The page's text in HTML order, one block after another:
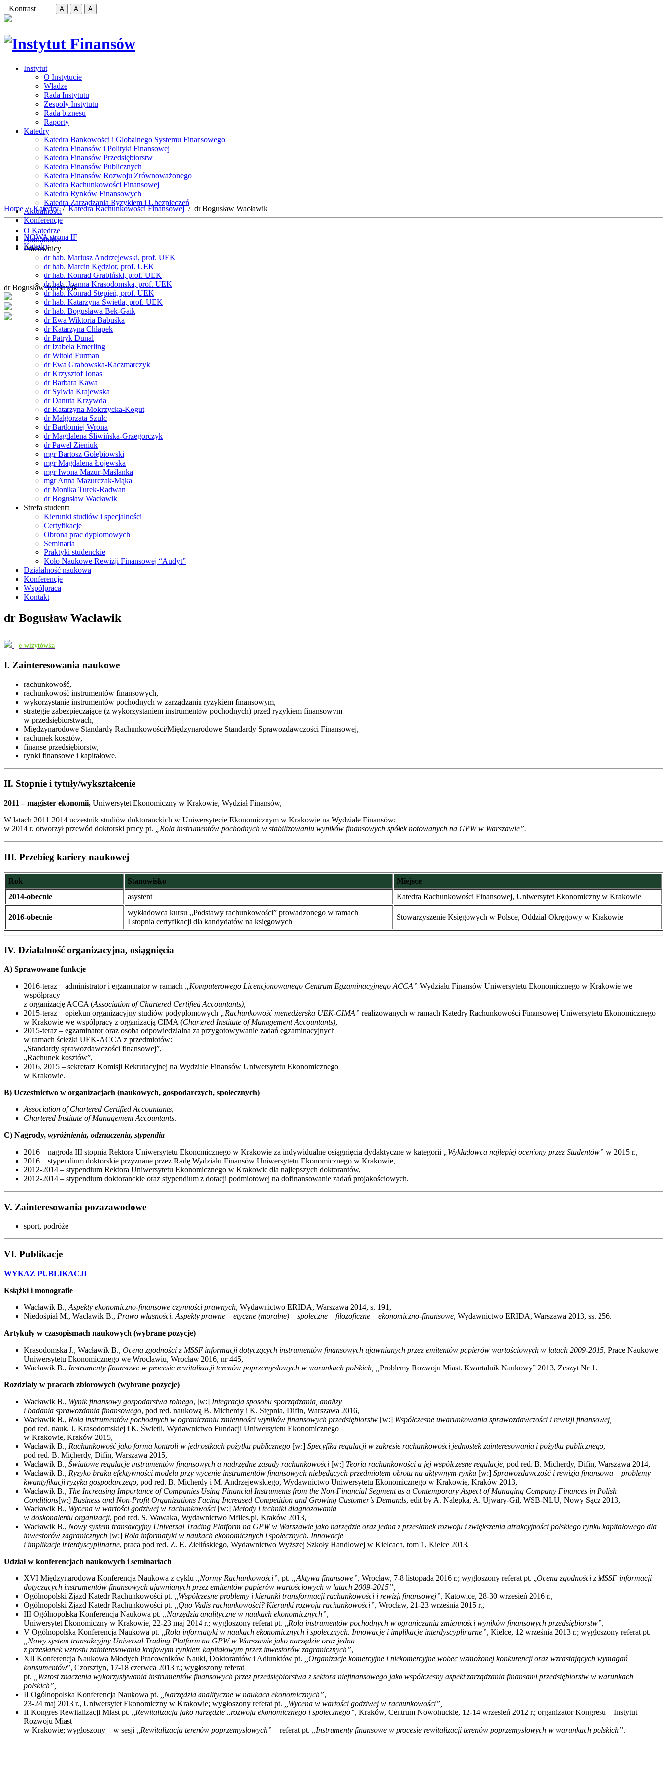
Kontrast A A A
Instytut
O Instytucie
Władze
Rada Instytutu
Zespoły Instytutu
Rada biznesu
Raporty
Katedry
Katedra Bankowości i Globalnego Systemu Finansowego
Katedra Finansów i Polityki Finansowej
Katedra Finansów Przedsiębiorstw
Katedra Finansów Publicznych
Katedra Finansów Rozwoju Zrównoważonego
Katedra Rachunkowości Finansowej
Katedra Rynków Finansowych
Katedra Zarządzania Ryzykiem i Ubezpieczeń
Aktualności
Konferencje
NOWA strona IF
Katedry
dr Bogusław Wacławik
Home Katedry Katedra Rachunkowości Finansowej dr Bogusław Wacławik
O Katedrze
Aktualności
Pracownicy
dr hab. Mariusz Andrzejewski, prof. UEK
dr hab. Marcin Kędzior, prof. UEK
dr hab. Konrad Grabiński, prof. UEK
dr hab. Joanna Krasodomska, prof. UEK
dr hab. Konrad Stępień, prof. UEK
dr hab. Katarzyna Świetla, prof. UEK
dr hab. Bogusława Bek-Gaik
dr Ewa Wiktoria Babuśka
dr Katarzyna Chłapek
dr Patryk Dunal
dr Izabela Emerling
dr Witold Furman
dr Ewa Grabowska-Kaczmarczyk
dr Krzysztof Jonas
dr Barbara Kawa
dr Sylwia Krajewska
dr Danuta Krzywda
dr Katarzyna Mokrzycka-Kogut
dr Małgorzata Szulc
dr Bartłomiej Wrona
dr Magdalena Śliwińska-Grzegorczyk
dr Paweł Zieniuk
mgr Bartosz Gołębiowski
mgr Magdalena Łojewska
mgr Iwona Mazur-Maślanka
mgr Anna Mazurczak-Mąka
dr Monika Turek-Radwan
dr Bogusław Wacławik
Strefa studenta
Kierunki studiów i specjalności
Certyfikacje
Obrona prac dyplomowych
Seminaria
Praktyki studenckie
Koło Naukowe Rewizji Finansowej “Audyt”
Działalność naukowa
Konferencje
Współpraca
Kontakt
dr Bogusław Wacławik
e-wizytówka
I. Zainteresowania naukowe
rachunkowość,
rachunkowość instrumentów finansowych,
wykorzystanie instrumentów pochodnych w zarządzaniu ryzykiem finansowym,
strategie zabezpieczające (z wykorzystaniem instrumentów pochodnych) przed ryzykiem finansowym
w przedsiębiorstwach,
Międzynarodowe Standardy Rachunkowości/Międzynarodowe Standardy Sprawozdawczości Finansowej,
rachunek kosztów,
finanse przedsiębiorstw,
rynki finansowe i kapitałowe.
II. Stopnie i tytuły/wykształcenie
2011 – magister ekonomii, Uniwersytet Ekonomiczny w Krakowie, Wydział Finansów,
W latach 2011-2014 uczestnik studiów doktoranckich w Uniwersytecie Ekonomicznym w Krakowie na Wydziale Finansów;
w 2014 r. otworzył przewód doktorski pracy pt.
„Rola instrumentów pochodnych w stabilizowaniu wyników finansowych spółek notowanych na GPW w Warszawie”.
III. Przebieg kariery naukowej
Rok Stanowisko
Miejsce
2014-obecnie
asystent Katedra Rachunkowości Finansowej, Uniwersytet Ekonomiczny w Krakowie
2016-obecnie
wykładowca kursu ,,Podstawy rachunkowości” prowadzonego w ramach
I stopnia certyfikacji dla kandydatów na księgowych
Stowarzyszenie Księgowych w Polsce, Oddział Okręgowy w Krakowie
IV. Działalność organizacyjna, osiągnięcia
A) Sprawowane funkcje
2016-teraz – administrator i egzaminator w ramach
„Komputerowego Licencjonowanego Centrum Egzaminacyjnego ACCA” Wydziału Finansów Uniwersytetu Ekonomicznego w Krakowie we
współpracy
z organizację ACCA (Association of Chartered Certified Accountants),
2015-teraz – opiekun organizacyjny studiów podyplomowych
„Rachunkowość menedżerska UEK-CIMA” realizowanych w ramach Katedry Rachunkowości Finansowej Uniwersytetu Ekonomicznego
w Krakowie we współpracy z organizacją CIMA (Chartered Institute of Management Accountants),
2015-teraz – egzaminator oraz osoba odpowiedzialna za przygotowywanie zadań egzaminacyjnych
w ramach ścieżki UEK-ACCA z przedmiotów:
„Standardy sprawozdawczości finansowej”,
„Rachunek kosztów”,
2016, 2015 – sekretarz Komisji Rekrutacyjnej na Wydziale Finansów Uniwersytetu Ekonomicznego
w Krakowie.
B) Uczestnictwo w organizacjach (naukowych, gospodarczych, społecznych)
Association of Chartered Certified Accountants,
Chartered Institute of Management Accountants.
C) Nagrody, wyróżnienia, odznaczenia, stypendia
2016 – nagroda III stopnia Rektora Uniwersytetu Ekonomicznego w Krakowie za indywidualne osiągnięcia dydaktyczne w kategorii
„Wykładowca najlepiej oceniony przez Studentów” w 2015 r.,
2016 – stypendium doktorskie przyznane przez Radę Wydziału Finansów Uniwersytetu Ekonomicznego w Krakowie,
2012-2014 – stypendium Rektora Uniwersytetu Ekonomicznego w Krakowie dla najlepszych doktorantów,
2012-2014 – stypendium doktoranckie oraz stypendium z dotacji podmiotowej na dofinansowanie zadań projakościowych.
V. Zainteresowania pozazawodowe
sport, podróże
VI. Publikacje
WYKAZ PUBLIKACJI
Książki i monografie
Wacławik B., Aspekty ekonomiczno-finansowe czynności prawnych, Wydawnictwo ERIDA, Warszawa 2014, s. 191,
Niedośpiał M., Wacławik B., Prawo własności. Aspekty prawne – etyczne (moralne) – społeczne – filozoficzne – ekonomiczno-finansowe, Wydawnictwo ERIDA, Warszawa 2013, ss. 256.
Artykuły w czasopismach naukowych (wybrane pozycje)
Krasodomska J., Wacławik B., Ocena zgodności z MSSF informacji dotyczących instrumentów finansowych ujawnianych przez emitentów papierów wartościowych w latach 2009-2015, Prace Naukowe
Uniwersytetu Ekonomicznego we Wrocławiu, Wrocław 2016, nr 445,
Wacławik B., Instrumenty finansowe w procesie rewitalizacji terenów poprzemysłowych w warunkach polskich, ,, Problemy Rozwoju Miast. Kwartalnik Naukowy” 2013, Zeszyt Nr 1.
Rozdziały w pracach zbiorowych (wybrane pozycje)
Wacławik B., Wynik finansowy gospodarstwa rolnego, [w:] Integracja sposobu sporządzania, analizy
i badania sprawozdania finansowego, pod red. naukową B. Micherdy i K. Stępnia, Difin, Warszawa 2016,
Wacławik B., Rola instrumentów pochodnych w ograniczaniu zmienności wyników finansowych przedsiębiorstw [w:] Współczesne uwarunkowania sprawozdawczości i rewizji finansowej,
pod red. nauk. J. Krasodomskiej i K. Świetli, Wydawnictwo Fundacji Uniwersytetu Ekonomicznego
w Krakowie, Kraków 2015,
Wacławik B., Rachunkowość jako forma kontroli w jednostkach pożytku publicznego [w:] Specyfika regulacji w zakresie rachunkowości jednostek zainteresowania i pożytku publicznego,
pod red. B. Micherdy, Difin, Warszawa 2015,
Wacławik B., Światowe regulacje instrumentów finansowych a nadrzędne zasady rachunkowości [w:] Teoria rachunkowości a jej współczesne regulacje, pod red. B. Micherdy, Difin, Warszawa 2014,
Wacławik B., Ryzyko braku efektywności modelu przy wycenie instrumentów finansowych niebędących przedmiotem obrotu na aktywnym rynku [w:] Sprawozdawczość i rewizja finansowa – problemy
kwantyfikacji ryzyka gospodarczego, pod red. B. Micherdy i M. Andrzejewskiego, Wydawnictwo Uniwersytetu Ekonomicznego w Krakowie, Kraków 2013,
Wacławik B., The Increasing Importance of Companies Using Financial Instruments from the Non-Financial Segment as a Contemporary Aspect of Managing Company Finances in Polish
Conditions[w:] Business and Non-Profit Organizations Facing Increased Competition and Growing Customer’s Demands, edit by A. Nalepka, A. Ujwary-Gil, WSB-NLU, Nowy Sącz 2013,
Wacławik B., Wycena w wartości godziwej w rachunkowości [w:] Metody i techniki diagnozowania
w doskonaleniu organizacji, pod red. S. Wawaka, Wydawnictwo Mfiles.pl, Kraków 2013,
Wacławik B., Nowy system transakcyjny Universal Trading Platform na GPW w Warszawie jako narzędzie oraz jedna z przesłanek rozwoju i zwiększenia atrakcyjności polskiego rynku kapitałowego dla
inwestorów zagranicznych [w:] Rola informatyki w naukach ekonomicznych i społecznych. Innowacje
i implikacje interdyscyplinarne, praca pod red. Z. E. Zielińskiego, Wydawnictwo Wyższej Szkoły Handlowej w Kielcach, tom 1, Kielce 2013.
Udział w konferencjach naukowych i seminariach
XVI Międzynarodowa Konferencja Naukowa z cyklu
„Normy Rachunkowości”, pt. „Aktywa finansowe”, Wrocław, 7-8 listopada 2016 r.; wygłoszony referat pt. „Ocena zgodności z MSSF informacji
dotyczących instrumentów finansowych ujawnianych przez emitentów papierów wartościowych w latach 2009-2015”,
Ogólnopolski Zjazd Katedr Rachunkowości pt.
,,Współczesne problemy i kierunki transformacji rachunkowości i rewizji finansowej”, Katowice, 28-30 wrzesień 2016 r.,
Ogólnopolski Zjazd Katedr Rachunkowości pt.
,,Quo Vadis rachunkowości? Kierunki rozwoju rachunkowości”, Wrocław, 21-23 września 2015 r.,
III Ogólnopolska Konferencja Naukowa pt.
,,Narzędzia analityczne w naukach ekonomicznych”,
Uniwersytet Ekonomiczny w Krakowie, 22-23 maj 2014 r.; wygłoszony referat pt.
,,Rola instrumentów pochodnych w ograniczaniu zmienności wyników finansowych przedsiębiorstw”,
V Ogólnopolska Konferencja Naukowa pt.
,,Rola informatyki w naukach ekonomicznych i społecznych. Innowacje i implikacje interdyscyplinarne”, Kielce, 12 września 2013 r.; wygłoszony referat pt.
,,Nowy system transakcyjny Universal Trading Platform na GPW w Warszawie jako narzędzie oraz jedna
z przesłanek wzrostu zainteresowania krajowym rynkiem kapitałowym przez inwestorów zagranicznych”,
XII Konferencja Naukowa Młodych Pracowników Nauki, Doktorantów i Adiunktów pt.
,,Organizacje komercyjne i niekomercyjne wobec wzmożonej konkurencji oraz wzrastających wymagań
konsumentów”, Czorsztyn, 17-18 czerwca 2013 r.; wygłoszony referat
pt.
,,Wzrost znaczenia wykorzystywania instrumentów finansowych przez przedsiębiorstwa z sektora niefinansowego jako współczesny aspekt zarządzania finansami przedsiębiorstw w warunkach
polskich”,
II Ogólnopolska Konferencja Naukowa pt.
,,Narzędzia analityczne w naukach ekonomicznych”,
23-24 maj 2013 r., Uniwersytet Ekonomiczny w Krakowie; wygłoszony referat pt.
,,Wycena w wartości godziwej w rachunkowości”,
II Kongres Rewitalizacji Miast pt.
,,Rewitalizacja jako narzędzie ..rozwoju ekonomicznego i społecznego”, Kraków, Centrum Nowohuckie, 12-14 wrzesień 2012 r.; organizator Kongresu – Instytut
Rozwoju Miast
w Krakowie; wygłoszony – w sesji
,,Rewitalizacja terenów poprzemysłowych” – referat pt. ,,Instrumenty finansowe w procesie rewitalizacji terenów poprzemysłowych w warunkach polskich”.